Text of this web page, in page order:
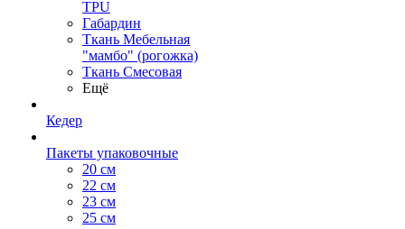
TPU
Габардин
Ткань Мебельная
"мамбо" (рогожка)
Ткань Смесовая
Ещё
Кедер
Пакеты упаковочные
20 см
22 см
23 см
25 см